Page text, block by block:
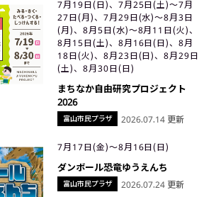
富山市民プラザ
7月19日(日)、7月25日(土)〜7月
27日(月)、7月29日(水)〜8月3日
(月)、8月5日(水)〜8月11日(火)、
8月15日(土)、8月16日(日)、8月
18日(火)、8月23日(日)、8月29日
(土)、8月30日(日)
まちなか自由研究プロジェクト
2026
2026.07.14 更新
富山市民プラザ
7月17日(金)〜8月16日(日)
ダンボール恐竜ゆうえんち
2026.07.24 更新